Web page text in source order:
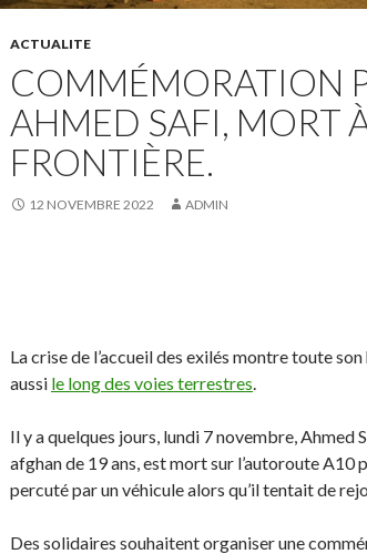
ACTUALITE
COMMÉMORATION
AHMED SAFI, MORT
FRONTIÈRE.
12 NOVEMBRE 2022 ADMIN
La crise de l’accueil des exilés montre toute
aussi le long des voies terrestres.
Il y a quelques jours, lundi 7 novembre, Ahmed
afghan de 19 ans, est mort sur l’autoroute A10
percuté par un véhicule alors qu’il tentait de
Des solidaires souhaitent organiser une